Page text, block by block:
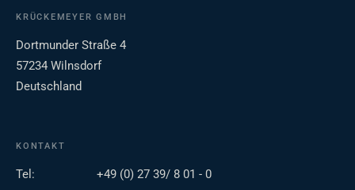
KRÜCKEMEYER GMBH
Dortmunder Straße 4
57234 Wilnsdorf
Deutschland
KONTAKT
Tel:
+49 (0) 27 39/ 8 01 - 0